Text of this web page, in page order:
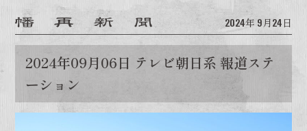
2024年 9月24日
2024年09月06日 テレビ朝日系 報道ステ
ーション